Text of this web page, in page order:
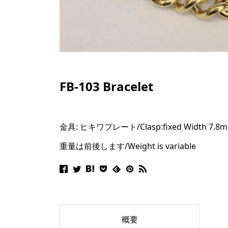
FB-103 Bracelet
金具: ヒキワプレート/Clasp:fixed Width
重量は前後します/Weight is variable
概要